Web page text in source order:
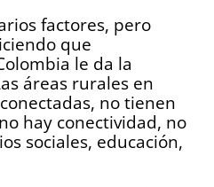
factores, pero
que
le da la
áreas rurales en
no tienen
hay conectividad, no
sociales, educación,